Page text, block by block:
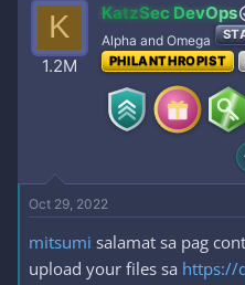
K
1.2M
KatzSec DevOps
Alpha and Omega
PHILANTHROPIST
Oct 29, 2022
mitsumi salamat sa pag
upload your files sa https://